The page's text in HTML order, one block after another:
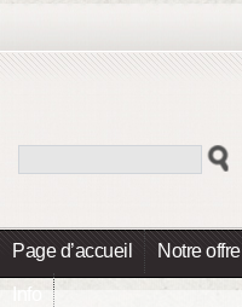
Page d’accueil Notre offre
Info